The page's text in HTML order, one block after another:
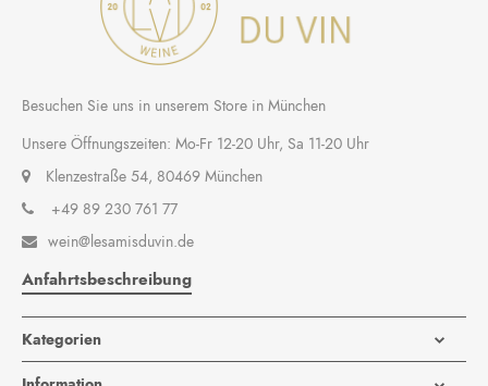
Besuchen Sie uns in unserem Store in München
Unsere Öffnungszeiten: Mo-Fr 12-20 Uhr, Sa 11-20 Uhr
Klenzestraße 54, 80469 München
+49 89 230 761 77
 wein@lesamisduvin.de
Anfahrtsbeschreibung
Kategorien